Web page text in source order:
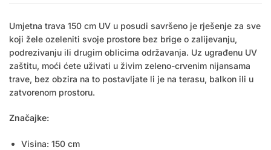
Umjetna trava 150 cm UV u posudi savršeno je rješenje za sve
koji žele ozeleniti svoje prostore bez brige o zalijevanju,
podrezivanju ili drugim oblicima održavanja. Uz ugrađenu UV
zaštitu, moći ćete uživati ​​u živim zeleno-crvenim nijansama
trave, bez obzira na to postavljate li je na terasu, balkon ili u
zatvorenom prostoru.
Značajke:
Visina: 150 cm